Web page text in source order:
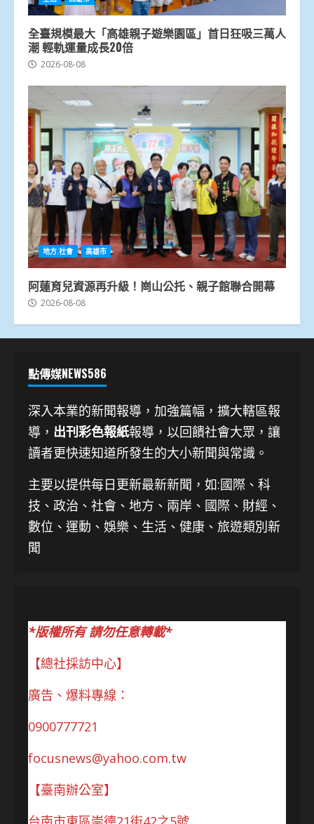
全臺規模最大「高雄親子遊樂園區」首日狂吸三萬人
潮 輕軌運量成長20倍
2026-08-08
地方.社會 高雄市
阿蓮育兒資源再升級！崗山公托、親子館聯合開幕
2026-08-08
點傳媒NEWS586
深入本業的新聞報導，加強篇幅，擴大轄區報
導， 出刊彩色報紙報導，以回饋社會大眾，讓
讀者更快速知道所發生的大小新聞與常識。
主要以提供每日更新最新新聞 ，如:國際、科
技、 政治、社會、地方、兩岸、國際、財經、
數位、運動、娛樂、生活、健康、旅遊類別新
聞
*版權所有 請勿任意轉載*
【總社採訪中心】
廣告、爆料專線：
0900777721
focusnews@yahoo.com.tw
【臺南辦公室】